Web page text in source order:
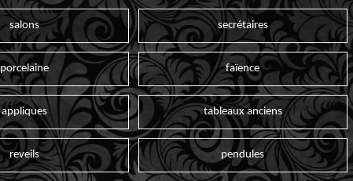
salons secrétaires
porcelaine faïence
appliques tableaux anciens
reveils pendules